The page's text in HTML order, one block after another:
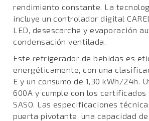
rendimiento constante. La
incluye un controlador digital
LED, desescarche y evaporación
condensación ventilada.
Este refrigerador de bebidas es
energéticamente, con una
E y un consumo de 1,30 kWh/24h.
600A y cumple con los certificados
SASO. Las especificaciones
puerta pivotante, una capacidad